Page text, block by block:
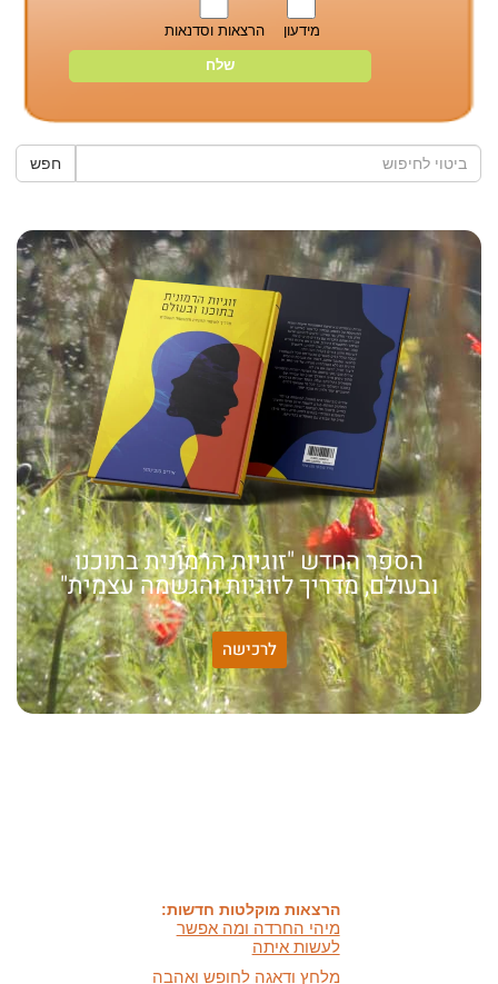
מידעון הרצאות וסדנאות
חפש
הספר החדש "זוגיות הרמונית בתוכנו
ובעולם, מדריך לזוגיות והגשמה עצמית"
לרכישה
מיהי החרדה ומה אפשר
לעשות איתה
מלחץ ודאגה לחופש ואהבה